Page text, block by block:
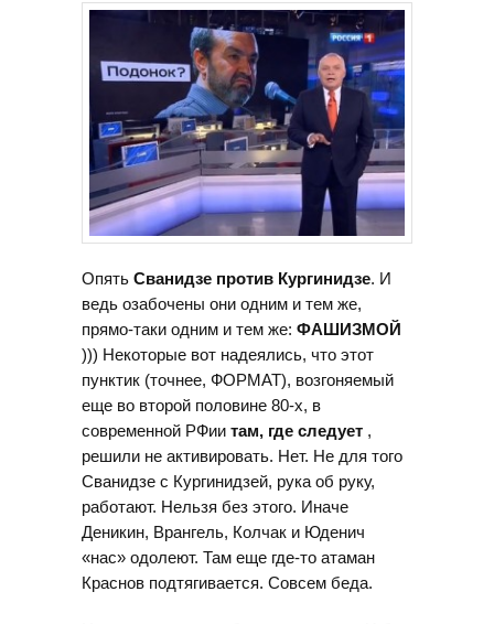
Опять Сванидзе против Кургинидзе. И
ведь озабочены они одним и тем же,
прямо-таки одним и тем же: ФАШИЗМОЙ
))) Некоторые вот надеялись, что этот
пунктик (точнее, ФОРМАТ), возгоняемый
еще во второй половине 80-х, в
современной РФии там, где следует ,
решили не активировать. Нет. Не для того
Сванидзе с Кургинидзей, рука об руку,
работают. Нельзя без этого. Иначе
Деникин, Врангель, Колчак и Юденич
«нас» одолеют. Там еще где-то атаман
Краснов подтягивается. Совсем беда.